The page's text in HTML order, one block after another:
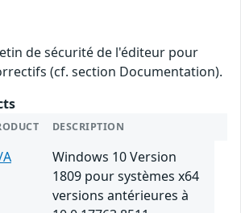
de sécurité de l'éditeur pour
(cf. section Documentation).
DESCRIPTION
Windows 10 Version
1809 pour systèmes x64
versions antérieures à